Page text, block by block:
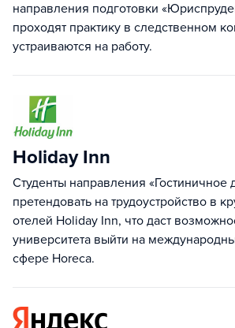
направления подготовки
проходят практику в следственном
устраиваются на работу.
Holiday Inn
Студенты направления «Гостиничное
претендовать на трудоустройство в
отелей Holiday Inn, что даст
университета выйти на
сфере Horeca.